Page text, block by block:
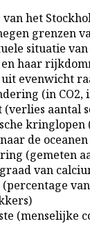
het
grenzen
situatie van
haar
evenwicht
(in CO2,
aantal
de
(gemeten
van
(menselijke